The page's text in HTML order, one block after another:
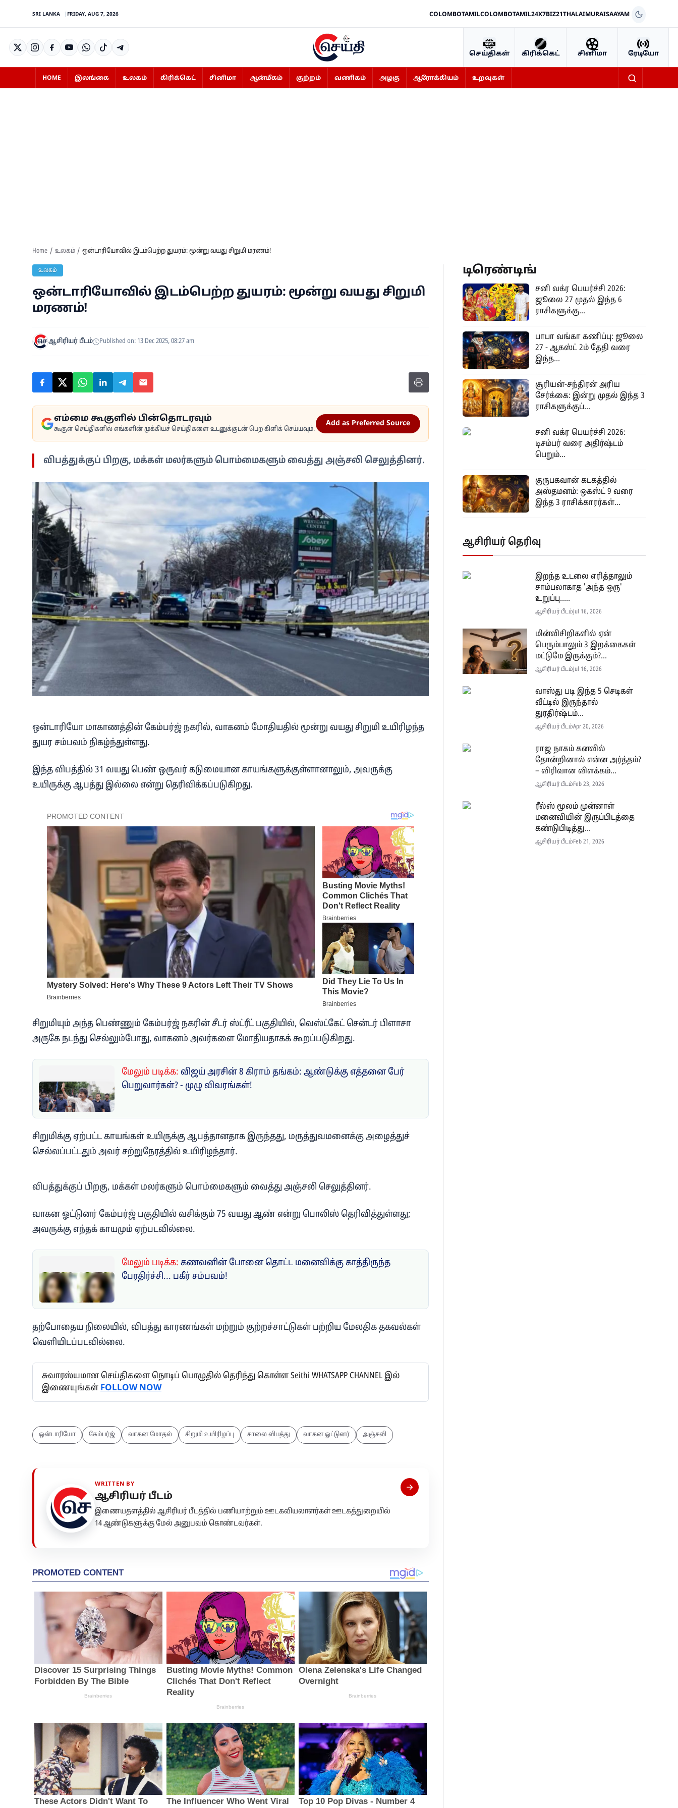
SRI LANKA FRIDAY, AUG 7, 2026 COLOMBOTAMILCOLOMBOTAMIL24X7BIZ21THALAIMURAISAAYAM
செய்திகள் கிரிக்கெட் சினிமா ரேடியோ
HOME இலங்கை உலகம் கிரிக்கெட் சினிமா ஆன்மீகம் குற்றம் வணிகம் அழகு ஆரோக்கியம் உறவுகள்
Home உலகம் ஒன்டாரியோவில் இடம்பெற்ற துயரம்: மூன்று வயது சிறுமி மரணம்!
உலகம்
ஒன்டாரியோவில் இடம்பெற்ற துயரம்: மூன்று வயது சிறுமி
மரணம்!
ஆசிரியர் பீடம் Published on: 13 Dec 2025, 08:27 am
எம்மை கூகுளில் பின்தொடரவும்
கூகுள் செய்திகளில் எங்களின் முக்கியச் செய்திகளை உடனுக்குடன் பெற கிளிக் செய்யவும்.
Add as Preferred Source
விபத்துக்குப் பிறகு, மக்கள் மலர்களும் பொம்மைகளும் வைத்து அஞ்சலி செலுத்தினர்.
ஒன்டாரியோ மாகாணத்தின் கேம்பர்ஜ் நகரில், வாகனம் மோதியதில் மூன்று வயது சிறுமி உயிரிழந்த
துயர சம்பவம் நிகழ்ந்துள்ளது.
இந்த விபத்தில் 31 வயது பெண் ஒருவர் கடுமையான காயங்களுக்குள்ளானாலும், அவருக்கு
உயிருக்கு ஆபத்து இல்லை என்று தெரிவிக்கப்படுகிறது.
சிறுமியும் அந்த பெண்ணும் கேம்பர்ஜ் நகரின் சீடர் ஸ்ட்ரீட் பகுதியில், வெஸ்ட்‌கேட் சென்டர் பிளாசா
அருகே நடந்து செல்லும்போது, வாகனம் அவர்களை மோதியதாகக் கூறப்படுகிறது.
மேலும் படிக்க: விஜய் அரசின் 8 கிராம் தங்கம்: ஆண்டுக்கு எத்தனை பேர்
பெறுவார்கள்? - முழு விவரங்கள்!
சிறுமிக்கு ஏற்பட்ட காயங்கள் உயிருக்கு ஆபத்தானதாக இருந்தது, மருத்துவமனைக்கு அழைத்துச்
செல்லப்பட்டதும் அவர் சற்றுநேரத்தில் உயிரிழந்தார்.
விபத்துக்குப் பிறகு, மக்கள் மலர்களும் பொம்மைகளும் வைத்து அஞ்சலி செலுத்தினர்.
வாகன ஓட்டுனர் கேம்பர்ஜ் பகுதியில் வசிக்கும் 75 வயது ஆண் என்று பொலிஸ் தெரிவித்துள்ளது;
அவருக்கு எந்தக் காயமும் ஏற்படவில்லை.
மேலும் படிக்க: கணவனின் போனை தொட்ட மனைவிக்கு காத்திருந்த
பேரதிர்ச்சி... பகீர் சம்பவம்!
தற்போதைய நிலையில், விபத்து காரணங்கள் மற்றும் குற்றச்சாட்டுகள் பற்றிய மேலதிக தகவல்கள்
வெளியிடப்படவில்லை.
சுவாரஸ்யமான செய்திகளை நொடிப் பொழுதில் தெரிந்து கொள்ள Seithi WHATSAPP CHANNEL இல்
இணையுங்கள்FOLLOW NOW
ஒன்டாரியோ கேம்பர்ஜ் வாகன மோதல் சிறுமி உயிரிழப்பு சாலை விபத்து வாகன ஓட்டுனர் அஞ்சலி
WRITTEN BY
ஆசிரியர் பீடம்
இணையதளத்தில் ஆசிரியர் பீடத்தில் பணியாற்றும் ஊடகவியலாளர்கள் ஊடகத்துறையில்
14 ஆண்டுகளுக்கு மேல் அனுபவம் கொண்டவர்கள்.
டிரெண்டிங்
சனி வக்ர பெயர்ச்சி 2026:
ஜூலை 27 முதல் இந்த 6
ராசிகளுக்கு...
பாபா வங்கா கணிப்பு: ஜூலை
27 - ஆகஸ்ட் 2ம் தேதி வரை
இந்த...
சூரியன்-சந்திரன் அரிய
சேர்க்கை: இன்று முதல் இந்த 3
ராசிகளுக்குப்...
சனி வக்ர பெயர்ச்சி 2026:
டிசம்பர் வரை அதிர்ஷ்டம்
பெறும்...
குருபகவான் கடகத்தில்
அஸ்தமனம்: ஒகஸ்ட் 9 வரை
இந்த 3 ராசிக்காரர்கள்...
ஆசிரியர் தெரிவு
இறந்த உடலை எரித்தாலும்
சாம்பலாகாத 'அந்த ஒரு'
உறுப்பு.....
ஆசிரியர் பீடம் Jul 16, 2026
மின்விசிறிகளில் ஏன்
பெரும்பாலும் 3 இறக்கைகள்
மட்டுமே இருக்கும்?...
ஆசிரியர் பீடம் Jul 16, 2026
வாஸ்து படி இந்த 5 செடிகள்
வீட்டில் இருந்தால்
துரதிர்ஷ்டம்...
ஆசிரியர் பீடம்Apr 20, 2026
ராஜ நாகம் கனவில்
தோன்றினால் என்ன அர்த்தம்?
– விரிவான விளக்கம்...
ஆசிரியர் பீடம்Feb 23, 2026
ரீல்ஸ் மூலம் முன்னாள்
மனைவியின் இருப்பிடத்தை
கண்டுபிடித்து...
ஆசிரியர் பீடம்Feb 21, 2026